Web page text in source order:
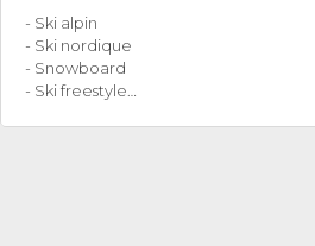
- Ski alpin
- Ski nordique
- Snowboard
- Ski freestyle…